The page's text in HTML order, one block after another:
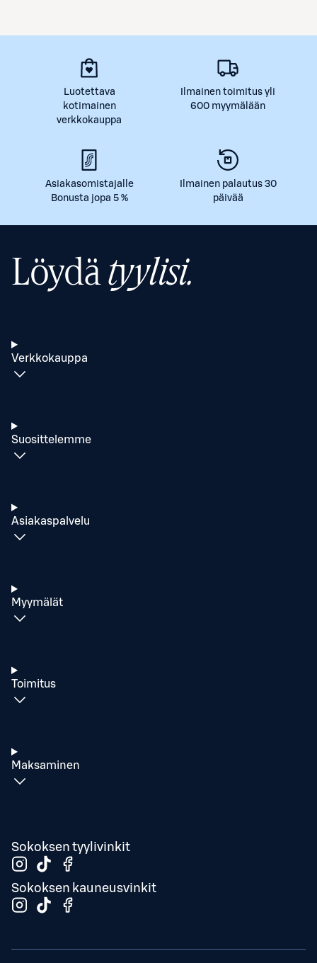
Luotettava
kotimainen
verkkokauppa
Ilmainen toimitus yli
600 myymälään
Asiakasomistajalle
Bonusta jopa 5 %
Ilmainen palautus 30
päivää
Löydätyylisi.
Verkkokauppa
Suosittelemme
Asiakaspalvelu
Myymälät
Toimitus
Maksaminen
Sokoksen tyylivinkit
Sokoksen kauneusvinkit